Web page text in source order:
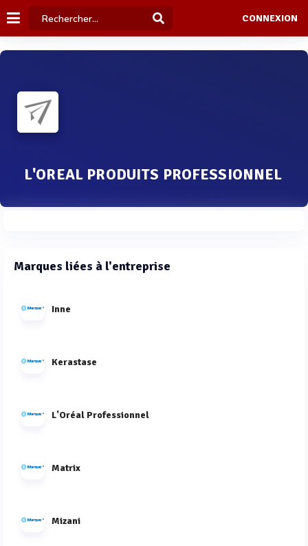
CONNEXION
L'OREAL PRODUITS PROFESSIONNEL
Marques liées à l'entreprise
Inne
Kerastase
L'Oréal Professionnel
Matrix
Mizani